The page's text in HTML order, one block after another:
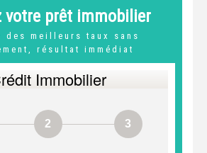
votre prêt immobilier
des meilleurs taux sans
résultat immédiat